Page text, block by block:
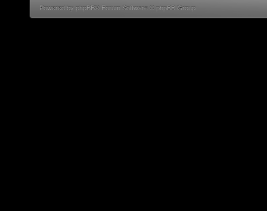
Powered by phpBB® Forum Software © phpBB Group